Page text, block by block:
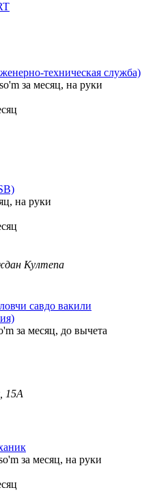
техническая служба)
so'm за месяц, на руки
на руки
Култепа
савдо вакили
за месяц, до вычета
15А
за месяц, на руки